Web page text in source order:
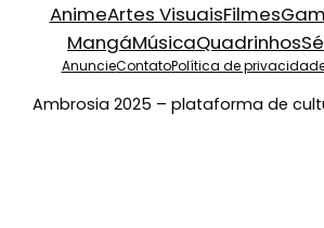
AnimeArtes VisuaisFilmes
MangáMúsicaQuadrinhos
AnuncieContatoPolítica de
Ambrosia 2025 – plataforma de